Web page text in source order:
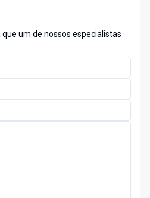
um de nossos especialistas